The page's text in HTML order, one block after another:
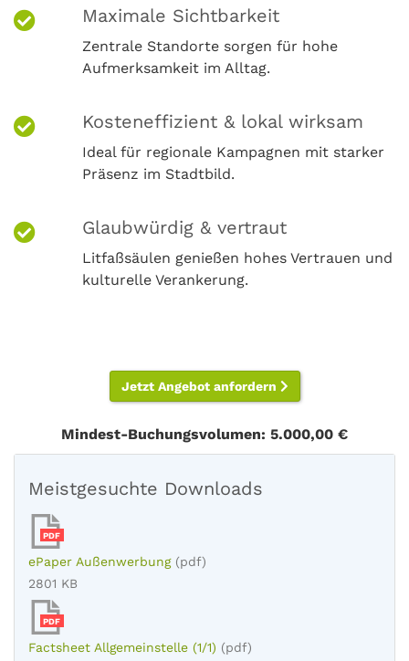
Maximale Sichtbarkeit
Zentrale Standorte sorgen für hohe
Aufmerksamkeit im Alltag.
Kosteneffizient & lokal wirksam
Ideal für regionale Kampagnen mit starker
Präsenz im Stadtbild.
Glaubwürdig & vertraut
Litfaßsäulen genießen hohes Vertrauen und
kulturelle Verankerung.
Jetzt Angebot anfordern
Mindest-Buchungsvolumen: 5.000,00 €
Meistgesuchte Downloads
PDF
ePaper Außenwerbung (pdf)
2801 KB
PDF
Factsheet Allgemeinstelle (1/1) (pdf)